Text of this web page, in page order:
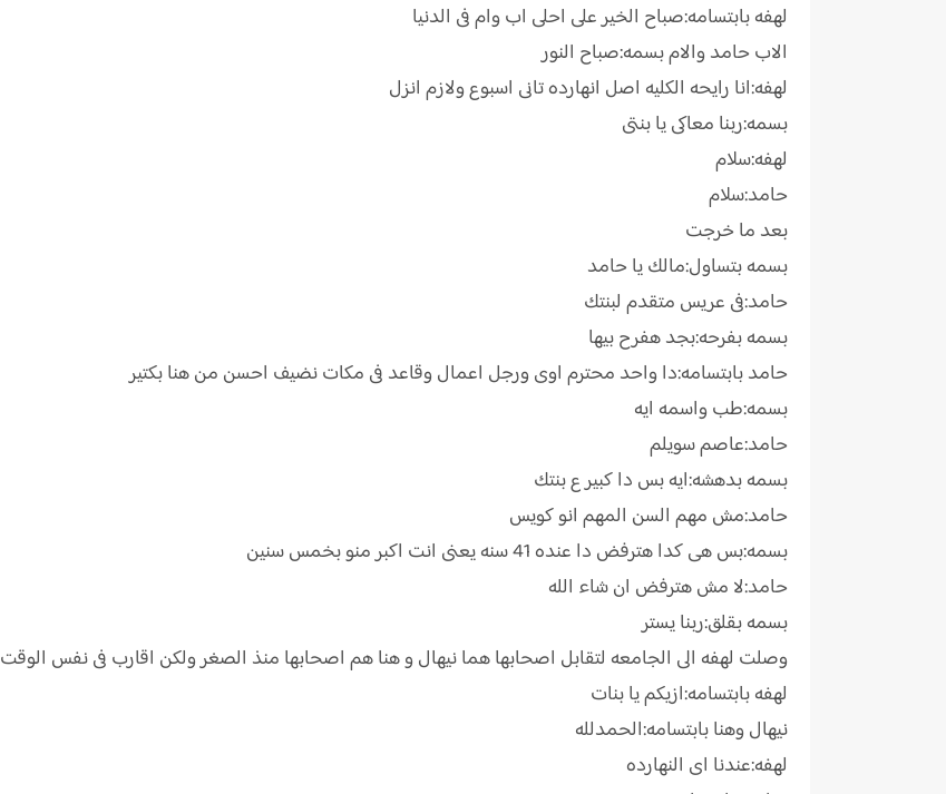
لهفه بابتسامه:صباح الخير على احلى اب وام فى الدنيا
الاب حامد والام بسمه:صباح النور
لهفه:انا رايحه الكليه اصل انهارده تانى اسبوع ولازم انزل
بسمه:ربنا معاكى يا بنتى
لهفه:سلام
حامد:سلام
بعد ما خرجت
بسمه بتساول:مالك يا حامد
حامد:فى عريس متقدم لبنتك
بسمه بفرحه:بجد هفرح بيها
حامد بابتسامه:دا واحد محترم اوى ورجل اعمال وقاعد فى مكات نضيف احسن من هنا بكتير
بسمه:طب واسمه ايه
حامد:عاصم سويلم
بسمه بدهشه:ايه بس دا كبير ع بنتك
حامد:مش مهم السن المهم انو كويس
بسمه:بس هى كدا هترفض دا عنده 41 سنه يعنى انت اكبر منو بخمس سنين
حامد:لا مش هترفض ان شاء الله
بسمه بقلق:ربنا يستر
وصلت لهفه الى الجامعه لتقابل اصحابها هما نيهال و هنا هم اصحابها منذ الصغر ولكن اقارب فى نفس الوقت
لهفه بابتسامه:ازيكم يا بنات
نيهال وهنا بابتسامه:الحمدلله
لهفه:عندنا اى النهارده